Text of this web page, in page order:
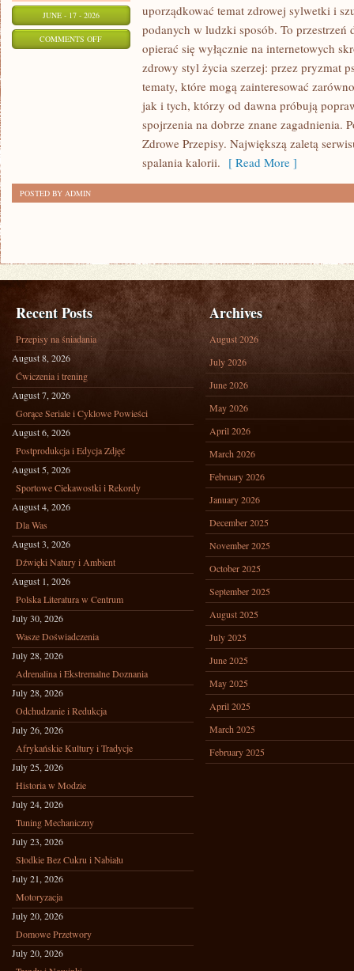
JUNE - 17 - 2026
COMMENTS OFFON
MOTYWACJA
uporządkować temat zdrowej sylwetki i
podanych w ludzki sposób. To
opierać się wyłącznie na internetowych
zdrowy styl życia szerzej: przez pryzmat
tematy, które mogą zainteresować
jak i tych, którzy od dawna próbują
spojrzenia na dobrze znane zagadnienia.
Zdrowe Przepisy. Największą zaletą
spalania kalorii. [ Read More ]
POSTED BY ADMIN
Recent Posts
Przepisy na śniadania
August 8, 2026
Ćwiczenia i trening
August 7, 2026
Gorące Seriale i Cyklowe Powieści
August 6, 2026
Postprodukcja i Edycja Zdjęć
August 5, 2026
Sportowe Ciekawostki i Rekordy
August 4, 2026
Dla Was
August 3, 2026
Dźwięki Natury i Ambient
August 1, 2026
Polska Literatura w Centrum
July 30, 2026
Wasze Doświadczenia
July 28, 2026
Adrenalina i Ekstremalne Doznania
July 28, 2026
Odchudzanie i Redukcja
July 26, 2026
Afrykańskie Kultury i Tradycje
July 25, 2026
Historia w Modzie
July 24, 2026
Tuning Mechaniczny
July 23, 2026
Słodkie Bez Cukru i Nabiału
July 21, 2026
Motoryzacja
July 20, 2026
Domowe Przetwory
July 20, 2026
Archives
August 2026
July 2026
June 2026
May 2026
April 2026
March 2026
February 2026
January 2026
December 2025
November 2025
October 2025
September 2025
August 2025
July 2025
June 2025
May 2025
April 2025
March 2025
February 2025